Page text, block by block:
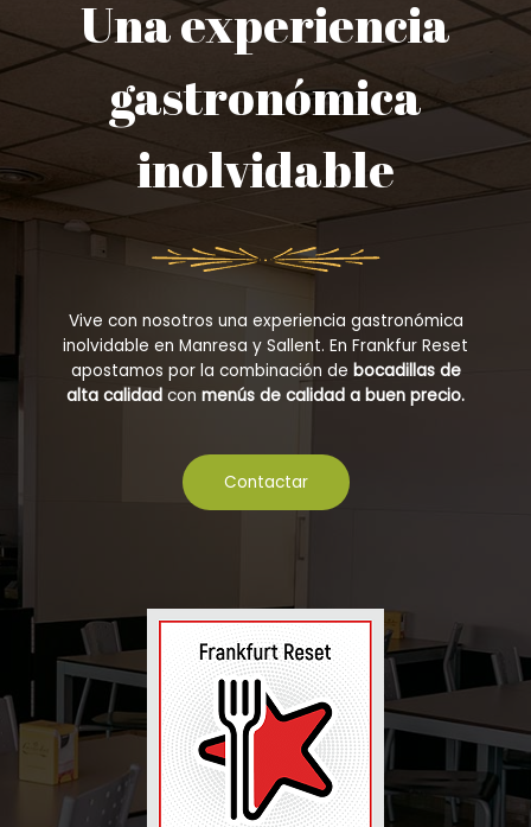
Una experiencia
gastronómica
inolvidable
Vive con nosotros una experiencia gastronómica
inolvidable en Manresa y Sallent. En Frankfur Reset
apostamos por la combinación de bocadillas de
alta calidad con menús de calidad a buen precio.
Contactar